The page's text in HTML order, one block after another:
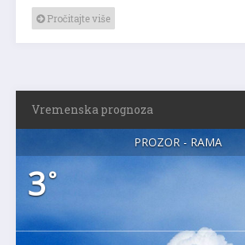
Pročitajte više
Vremenska prognoza
PROZOR - RAMA
3°